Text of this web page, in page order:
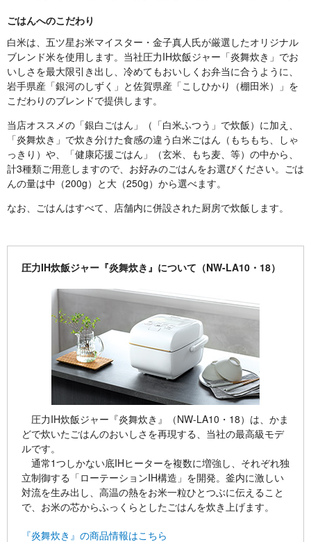
ごはんへのこだわり
白米は、五ツ星お米マイスター・金子真人氏が厳選したオリジナル
ブレンド米を使用します。当社圧力IH炊飯ジャー「炎舞炊き」でお
いしさを最大限引き出し、冷めてもおいしくお弁当に合うように、
岩手県産「銀河のしずく」と佐賀県産「こしひかり（棚田米）」を
こだわりのブレンドで提供します。
当店オススメの「銀白ごはん」（「白米ふつう」で炊飯）に加え、
「炎舞炊き」で炊き分けた食感の違う白米ごはん（もちもち、しゃ
っきり）や、「健康応援ごはん」（玄米、もち麦、等）の中から、
計3種類ご用意しますので、お好みのごはんをお選びください。ごは
んの量は中（200g）と大（250g）から選べます。
なお、ごはんはすべて、店舗内に併設された厨房で炊飯します。
圧力IH炊飯ジャー『炎舞炊き』について（NW-LA10・18）
圧力IH炊飯ジャー『炎舞炊き』（NW-LA10・18）は、かま
どで炊いたごはんのおいしさを再現する、当社の最高級モデ
ルです。
通常1つしかない底IHヒーターを複数に増強し、それぞれ独
立制御する「ローテーションIH構造」を開発。釜内に激しい
対流を生み出し、高温の熱をお米一粒ひとつぶに伝えること
で、お米の芯からふっくらとしたごはんを炊き上げます。
『炎舞炊き』の商品情報はこちら